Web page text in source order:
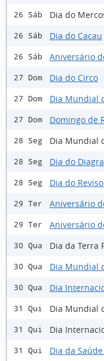
26 Sáb Dia do
26 Sáb Dia do Cacau
26 Sáb Aniversário
27 Dom Dia do Circo
27 Dom Dia Mundial
27 Dom Domingo de
28 Seg Dia Mundial
28 Seg Dia do
28 Seg Dia do
29 Ter Aniversário
29 Ter Aniversário
30 Qua Dia da Terra
30 Qua Dia Mundial
30 Qua Dia
31 Qui Dia Mundial
31 Qui Dia
31 Qui Dia da